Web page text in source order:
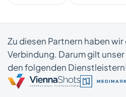
Zu diesen Partnern haben
Verbindung. Darum gilt
den folgenden Dienstleistern!